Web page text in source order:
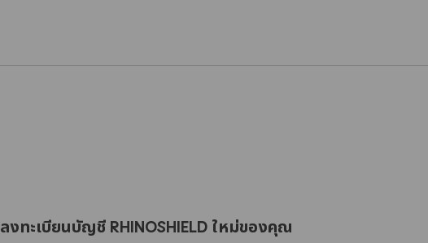
ลงทะเบียนบัญชี RHINOSHIELD ใหม่ของคุณ